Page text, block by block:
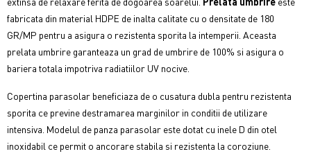
fabricata din material HDPE de inalta calitate cu o densitate de 180
GR/MP pentru a asigura o rezistenta sporita la intemperii. Aceasta
prelata umbrire garanteaza un grad de umbrire de 100% si asigura o
bariera totala impotriva radiatiilor UV nocive.
Copertina parasolar beneficiaza de o cusatura dubla pentru rezistenta
sporita ce previne destramarea marginilor in conditii de utilizare
intensiva. Modelul de panza parasolar este dotat cu inele D din otel
inoxidabil ce permit o ancorare stabila si rezistenta la coroziune.